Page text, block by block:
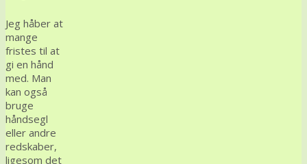
Jeg håber at
mange
fristes til at
gi en hånd
med. Man
kan også
bruge
håndsegl
eller andre
redskaber,
ligesom det